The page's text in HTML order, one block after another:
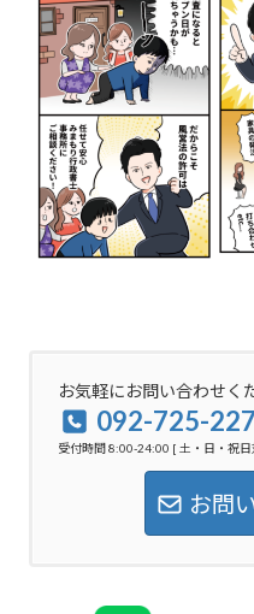
お気軽にお問い合わせく
092-725-
受付時間 8:00-24:00 [ 土・日・祝日
お問